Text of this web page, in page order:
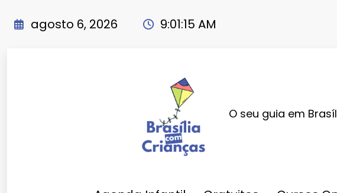
para
agosto 6, 2026 9:01:16 AM
O seu guia em